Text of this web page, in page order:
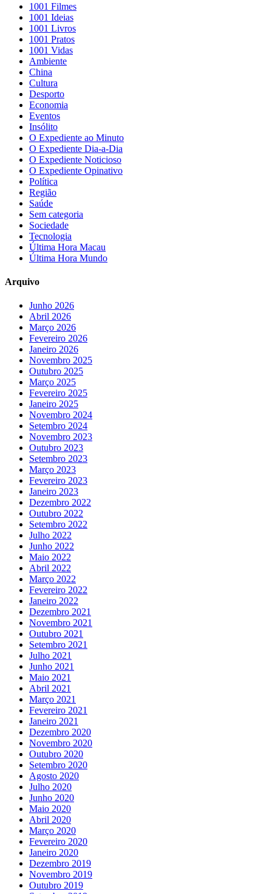
1001 Filmes
1001 Ideias
1001 Livros
1001 Pratos
1001 Vidas
Ambiente
China
Cultura
Desporto
Economia
Eventos
Insólito
O Expediente ao Minuto
O Expediente Dia-a-Dia
O Expediente Noticioso
O Expediente Opinativo
Política
Região
Saúde
Sem categoria
Sociedade
Tecnologia
Última Hora Macau
Última Hora Mundo
Arquivo
Junho 2026
Abril 2026
Março 2026
Fevereiro 2026
Janeiro 2026
Novembro 2025
Outubro 2025
Março 2025
Fevereiro 2025
Janeiro 2025
Novembro 2024
Setembro 2024
Novembro 2023
Outubro 2023
Setembro 2023
Março 2023
Fevereiro 2023
Janeiro 2023
Dezembro 2022
Outubro 2022
Setembro 2022
Julho 2022
Junho 2022
Maio 2022
Abril 2022
Março 2022
Fevereiro 2022
Janeiro 2022
Dezembro 2021
Novembro 2021
Outubro 2021
Setembro 2021
Julho 2021
Junho 2021
Maio 2021
Abril 2021
Março 2021
Fevereiro 2021
Janeiro 2021
Dezembro 2020
Novembro 2020
Outubro 2020
Setembro 2020
Agosto 2020
Julho 2020
Junho 2020
Maio 2020
Abril 2020
Março 2020
Fevereiro 2020
Janeiro 2020
Dezembro 2019
Novembro 2019
Outubro 2019